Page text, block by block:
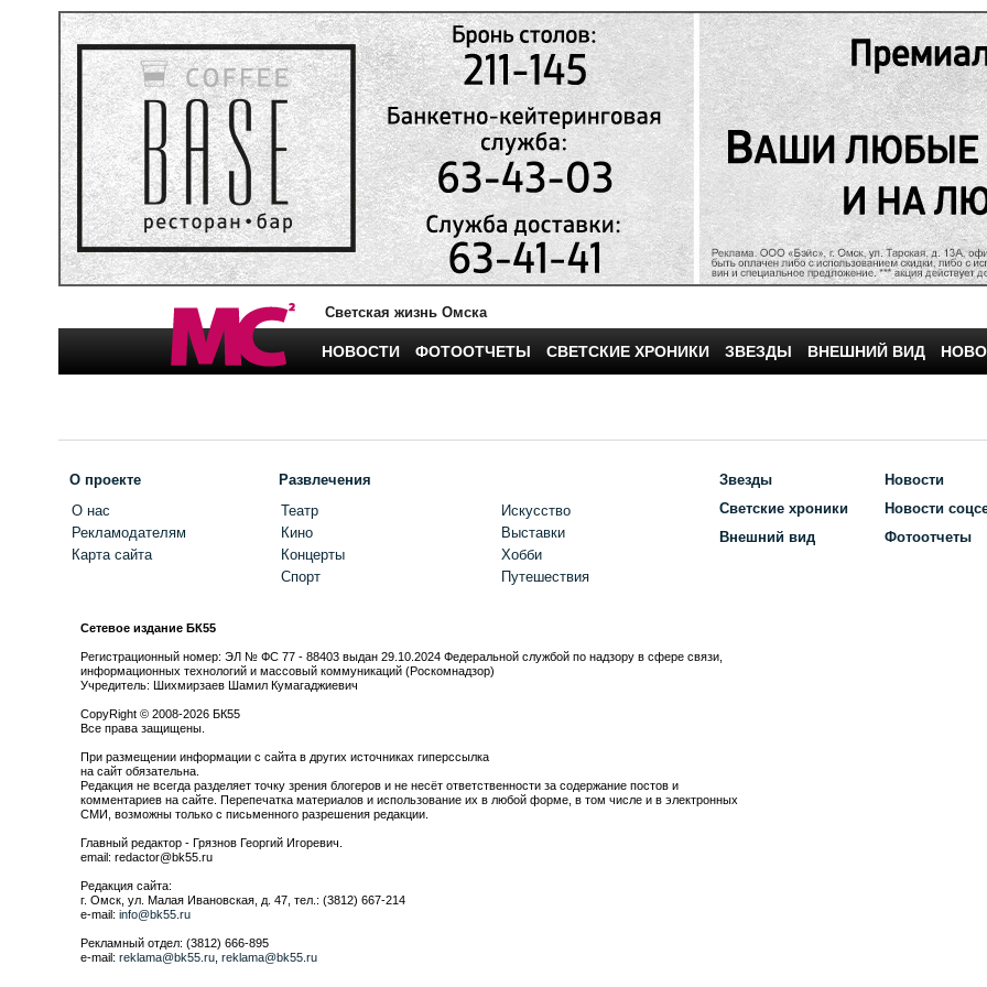
Светская жизнь Омска
НОВОСТИ ФОТООТЧЕТЫ СВЕТСКИЕ ХРОНИКИ ЗВЕЗДЫ ВНЕШНИЙ ВИД
О проекте
О нас
Рекламодателям
Карта сайта
Развлечения
Театр
Кино
Концерты
Спорт
Искусство
Выставки
Хобби
Путешествия
Звезды
Светские хроники
Внешний вид
Новости
Новости
Фотоотчеты
Сетевое издание БК55
Регистрационный номер: ЭЛ № ФС 77 - 88403 выдан 29.10.2024 Федеральной службой по надзору в сфере связи,
информационных технологий и массовый коммуникаций (Роскомнадзор)
Учредитель: Шихмирзаев Шамил Кумагаджиевич
CopyRight © 2008-2026 БК55
Все права защищены.
При размещении информации с сайта в других источниках гиперссылка
на сайт обязательна.
Редакция не всегда разделяет точку зрения блогеров и не несёт ответственности за содержание постов и
комментариев на сайте. Перепечатка материалов и использование их в любой форме, в том числе и в электронных
СМИ, возможны только с письменного разрешения редакции.
Главный редактор - Грязнов Георгий Игоревич.
email: redactor@bk55.ru
Редакция сайта:
г. Омск, ул. Малая Ивановская, д. 47, тел.: (3812) 667-214
e-mail: info@bk55.ru
Рекламный отдел: (3812) 666-895
e-mail: reklama@bk55.ru reklama@bk55.ru